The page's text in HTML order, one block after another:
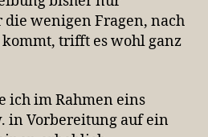
wenigen Fragen, nach
kommt, trifft es wohl ganz
ich im Rahmen eins
in Vorbereitung auf ein